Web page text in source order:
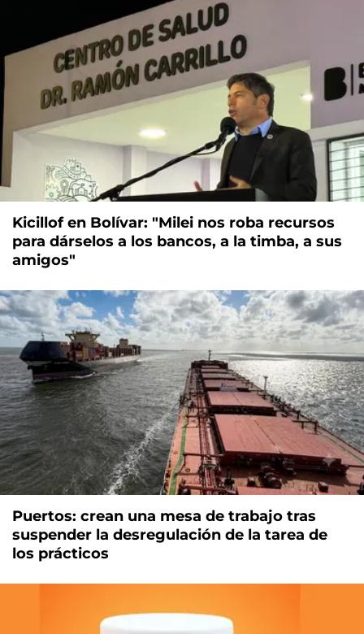
Kicillof en Bolívar: "Milei nos roba recursos
para dárselos a los bancos, a la timba, a sus
amigos"
Puertos: crean una mesa de trabajo tras
suspender la desregulación de la tarea de
los prácticos